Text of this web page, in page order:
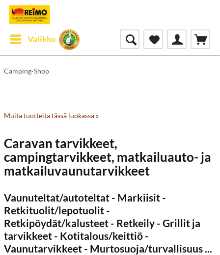
Valikko
Camping-Shop
Muita tuotteita tässä luokassa »
Caravan tarvikkeet,
campingtarvikkeet, matkailuauto- ja
matkailuvaunutarvikkeet
Vaunuteltat/autoteltat - Markiisit -
Retkituolit/lepotuolit -
Retkipöydät/kalusteet - Retkeily - Grillit ja
tarvikkeet - Kotitalous/keittiö -
Vaunutarvikkeet - Murtosuoja/turvallisuus ...